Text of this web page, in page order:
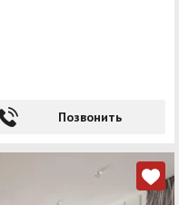
Позвонить